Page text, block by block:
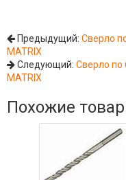
Предыдущий:Сверло
MATRIX
Следующий:Сверло по
MATRIX
Похожие